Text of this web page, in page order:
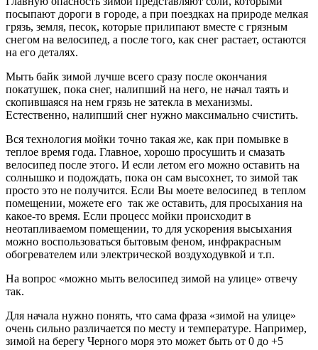
посыпают дороги в городе, а при поездках на природе мелкая
грязь, земля, песок, которые прилипают вместе с грязным
снегом на велосипед, а после того, как снег растает, остаются
на его деталях.
Мыть байк зимой лучше всего сразу после окончания
покатушек, пока снег, налипший на него, не начал таять и
скопившаяся на нем грязь не затекла в механизмы.
Естественно, налипший снег нужно максимально счистить.
Вся технология мойки точно такая же, как при помывке в
теплое время года. Главное, хорошо просушить и смазать
велосипед после этого. И если летом его можно оставить на
солнышко и подождать, пока он сам высохнет, то зимой так
просто это не получится. Если Вы моете велосипед в теплом
помещении, можете его так же оставить, для просыхания на
какое-то время. Если процесс мойки происходит в
неотапливаемом помещении, то для ускорения высыхания
можно воспользоваться бытовым феном, инфракрасным
обогревателем или электрической воздуходувкой и т.п.
На вопрос «можно мыть велосипед зимой на улице» отвечу
так.
Для начала нужно понять, что сама фраза «зимой на улице»
очень сильно различается по месту и температуре. Например,
зимой на берегу Черного моря это может быть от 0 до +5